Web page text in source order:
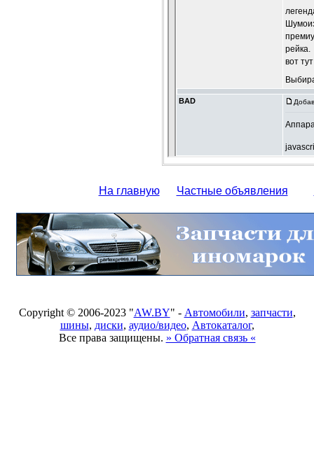
На главную Частные объявления
Copyright © 2006-2023 "AW.BY" - Автомобили, запчасти,
шины, диски, аудио/видео, Автокаталог,
Все права защищены. » Обратная связь «